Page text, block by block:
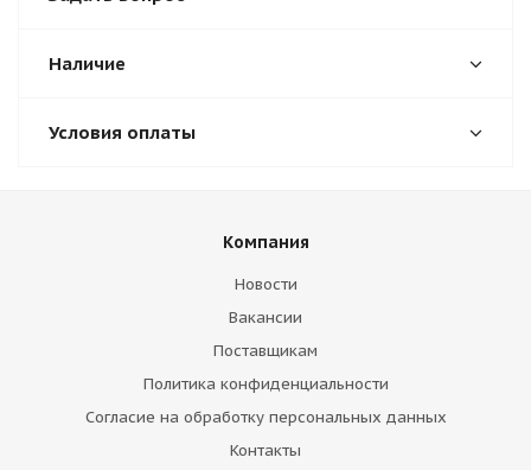
Наличие
Условия оплаты
Компания
Новости
Вакансии
Поставщикам
Политика конфиденциальности
Согласие на обработку персональных данных
Контакты